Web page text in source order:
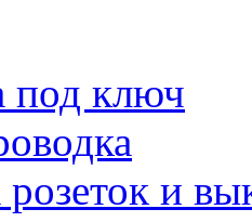
под ключ
розеток и